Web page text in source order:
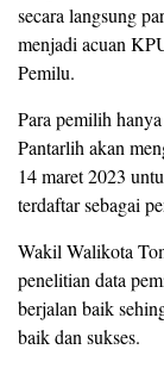
secara langsung
menjadi acuan
Pemilu.
Para pemilih
Pantarlih akan
14 maret 2023
terdaftar sebagai
Wakil Walikota
penelitian data
berjalan baik
baik dan sukses.